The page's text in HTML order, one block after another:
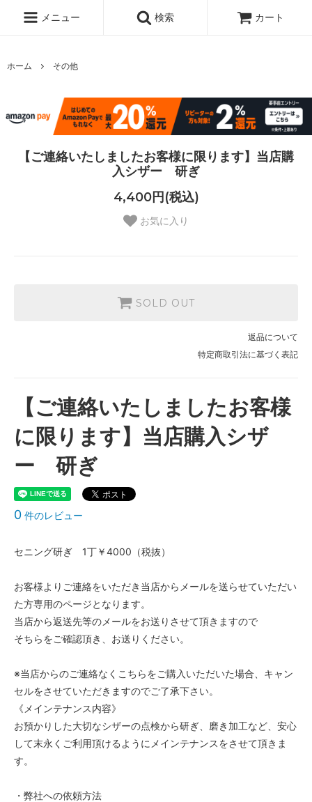
メニュー 検索 カート
ホーム その他
【ご連絡いたしましたお客様に限ります】当店購
入シザー 研ぎ
4,400円(税込)
お気に入り
SOLD OUT
返品について
特定商取引法に基づく表記
【ご連絡いたしましたお客様
に限ります】当店購入シザ
ー 研ぎ
0 件のレビュー
セニング研ぎ 1丁￥4000（税抜）
お客様よりご連絡をいただき当店からメールを送らせていただい
た方専用のページとなります。
当店から返送先等のメールをお送りさせて頂きますので
そちらをご確認頂き、お送りください。
※当店からのご連絡なくこちらをご購入いただいた場合、キャン
セルをさせていただきますのでご了承下さい。
《メインテナンス内容》
お預かりした大切なシザーの点検から研ぎ、磨き加工など、安心
して末永くご利用頂けるようにメインテナンスをさせて頂きま
す。
・弊社への依頼方法